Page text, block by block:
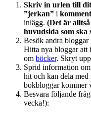
Skriv in urlen till
”jerkan” i
inlägg. (Det är
huvudsida som
Besök andra bloggar
Hitta nya bloggar att
om böcker. Skryt
Sprid information
hit och kan dela
bokbloggar kommer
Besvara följande
vecka!):